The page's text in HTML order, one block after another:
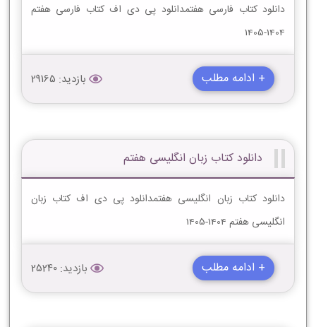
دانلود کتاب فارسی هفتمدانلود پی دی اف کتاب فارسی هفتم
1404-1405
+ ادامه مطلب بازدید: 29165
دانلود کتاب زبان انگلیسی هفتم
دانلود کتاب زبان انگلیسی هفتمدانلود پی دی اف کتاب زبان
انگلیسی هفتم 1404-1405
+ ادامه مطلب بازدید: 25240